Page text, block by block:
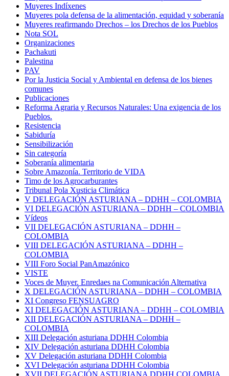
Muyeres Indíxenes
Muyeres pola defensa de la alimentación, equidad y soberanía
Muyeres reafirmando Drechos – los Drechos de los Pueblos
Nota SOL
Organizaciones
Pachakuti
Palestina
PAV
Por la Justicia Social y Ambiental en defensa de los bienes
comunes
Publicaciones
Reforma Agraria y Recursos Naturales: Una exigencia de los
Pueblos.
Resistencia
Sabiduría
Sensibilización
Sin categoría
Soberanía alimentaria
Sobre Amazonía. Territorio de VIDA
Timo de los Agrocarburantes
Tribunal Pola Xusticia Climática
V DELEGACIÓN ASTURIANA – DDHH – COLOMBIA
VI DELEGACIÓN ASTURIANA – DDHH – COLOMBIA
Vídeos
VII DELEGACIÓN ASTURIANA – DDHH –
COLOMBIA
VIII DELEGACIÓN ASTURIANA – DDHH –
COLOMBIA
VIII Foro Social PanAmazónico
VISTE
Voces de Muyer. Enredaes na Comunicación Alternativa
X DELEGACIÓN ASTURIANA – DDHH – COLOMBIA
XI Congreso FENSUAGRO
XI DELEGACIÓN ASTURIANA – DDHH – COLOMBIA
XII DELEGACIÓN ASTURIANA – DDHH –
COLOMBIA
XIII Delegación asturiana DDHH Colombia
XIV Delegación asturiana DDHH Colombia
XV Delegación asturiana DDHH Colombia
XVI Delegación asturiana DDHH Colombia
XVII DELEGACIÓN ASTURIANA DDHH COLOMBIA